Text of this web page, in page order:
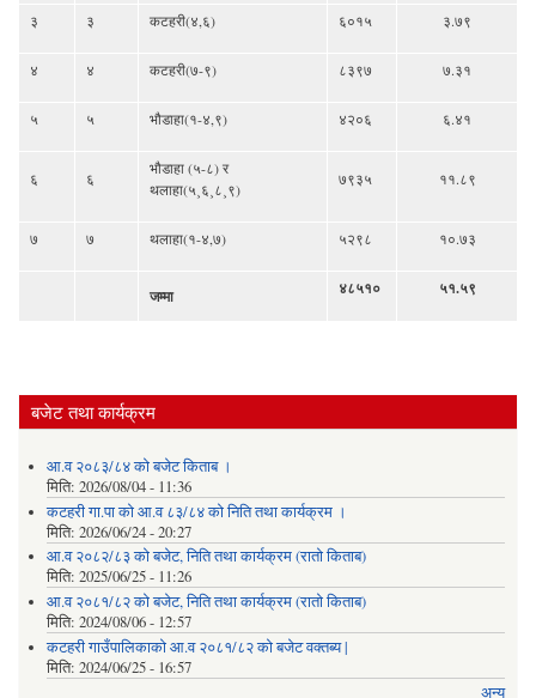
३ ३ कटहरी(४,६) ६०१५ ३.७९
४ ४ कटहरी(७-९) ८३९७ ७.३१
५ ५ भौडाहा(१-४,९) ४२०६ ६.४१
६ ६
भौडाहा (५-८) र
थलाहा(५¸६¸८¸९)
७९३५ ११.८९
७ ७ थलाहा(१-४,७) ५२९८ १०.७३
जम्मा ४८५१० ५१.५९
बजेट तथा कार्यक्रम
आ.व २०८३/८४ को बजेट किताब ।
मिति: 2026/08/04 - 11:36
कटहरी गा.पा को आ.व ८३/८४ को निति तथा कार्यक्रम ।
मिति: 2026/06/24 - 20:27
आ.व २०८२/८३ को बजेट, निति तथा कार्यक्रम (रातो किताब)
मिति: 2025/06/25 - 11:26
आ.व २०८१/८२ को बजेट, निति तथा कार्यक्रम (रातो किताब)
मिति: 2024/08/06 - 12:57
कटहरी गाउँपालिकाको आ.व २०८१/८२ को बजेट वक्तब्य |
मिति: 2024/06/25 - 16:57
अन्य